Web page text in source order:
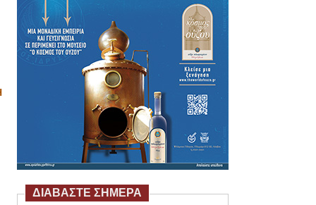
ΔΙΑΒΑΣΤΕ ΣΗΜΕΡΑ